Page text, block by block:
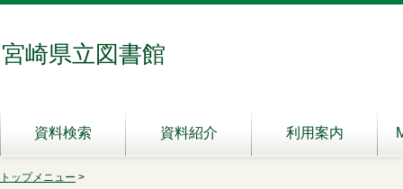
宮崎県立図書館
資料検索 資料紹介 利用案内
トップメニュー >